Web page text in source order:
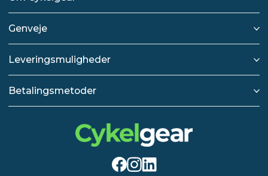
Genveje
Leveringsmuligheder
Betalingsmetoder